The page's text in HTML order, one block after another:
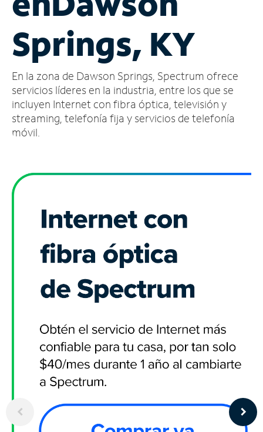
cuenta
Encuentra
tienda
Springs, KY
En la zona de Dawson Springs, Spectrum ofrece
servicios líderes en la industria, entre los que se
incluyen Internet con fibra óptica, televisión y
streaming, telefonía fija y servicios de telefonía
móvil.